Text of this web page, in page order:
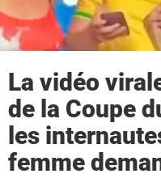
La vidéo
de la Coupe
les
femme